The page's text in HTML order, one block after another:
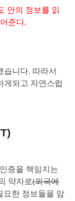
안의 정보를 읽
준다.
습니다. 따라서
게되고 자연스럽
증을 책임지는
약자로(외국에
요한 정보들을 암